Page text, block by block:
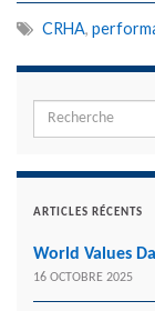
CRHA,
ARTICLES RÉCENTS
World Values
16 OCTOBRE 2025